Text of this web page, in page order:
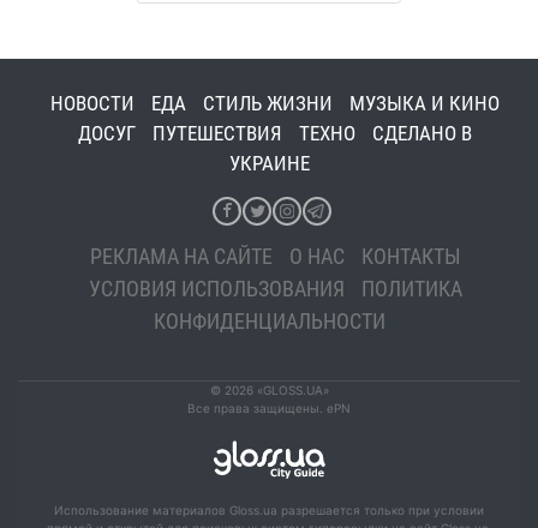
НОВОСТИ ЕДА СТИЛЬ ЖИЗНИ
МУЗЫКА И КИНО
ДОСУГ
ПУТЕШЕСТВИЯ ТЕХНО
СДЕЛАНО В
УКРАИНЕ
РЕКЛАМА НА САЙТЕ О НАС
КОНТАКТЫ
УСЛОВИЯ ИСПОЛЬЗОВАНИЯ
ПОЛИТИКА
КОНФИДЕНЦИАЛЬНОСТИ
© 2026 «GLOSS.UA»
Все права защищены. ePN
Использование материалов Gloss.ua разрешается только при условии